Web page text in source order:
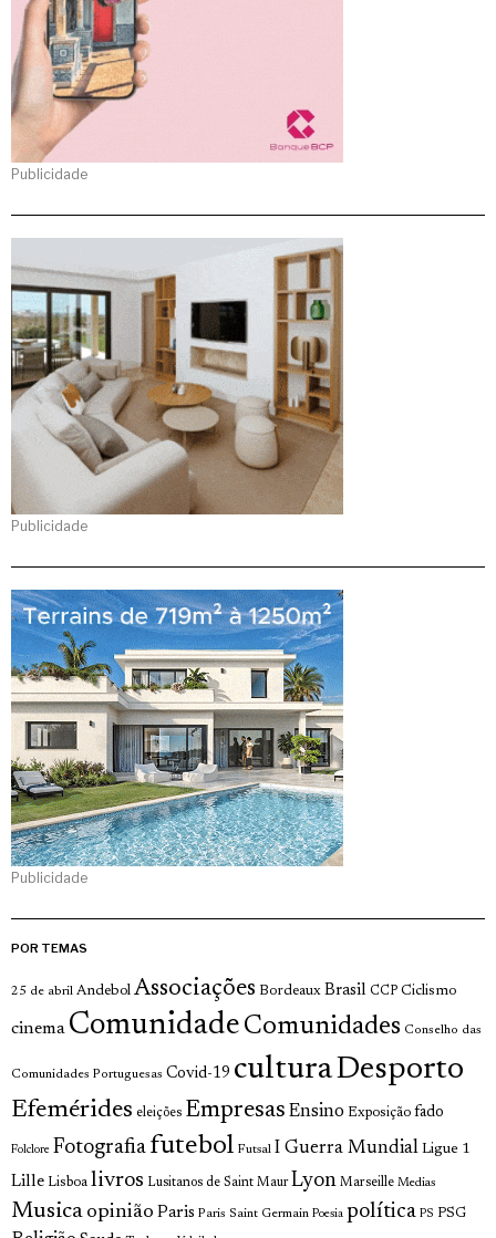
Publicidade
Publicidade
Publicidade
POR TEMAS
25 de abril Andebol Associações Bordeaux Brasil CCP Ciclismo
cinema Comunidade Comunidades Conselho das
Comunidades Portuguesas Covid-19 culturaDesporto
Efemérides eleições Empresas Ensino Exposição fado
Folclore Fotografia futebol Futsal I Guerra Mundial Ligue 1
Lille Lisboa livros Lusitanos de Saint Maur Lyon Marseille Medias
Musica opinião Paris Paris Saint Germain Poesia política PS PSG